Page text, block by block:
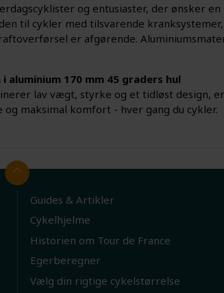
og entusiaster, der ønsker
til cykler med tilsvarende
er afgørende.
170 mm 45 graders hul
lav vægt, styrke og et tidløst design,
maksimal komfort - hver gang du cykler.
Guides & Artikler
Cykelhjelme
Historien om Tour de France
Egerberegner
Vælg din rigtige cykelstørrelse